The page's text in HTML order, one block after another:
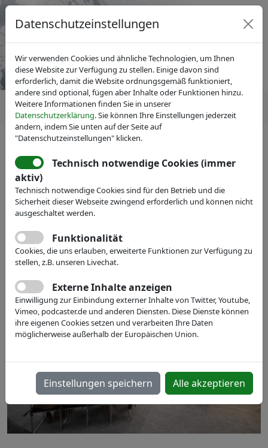
IVAM Fachverband für Mikrotechnik
Pressemitteilungen
Mikro- und Nanotechnologien
für industrielle Anwendungen
sind Themen auf der
HANNOVER MESSE
Datenschutzeinstellungen
Wir verwenden Cookies und ähnliche Technologien, um Ihnen
diese Website zur Verfügung zu stellen. Einige davon sind
erforderlich, damit die Website ordnungsgemäß funktioniert,
andere sind optional, fügen aber Inhalte oder Funktionen hinzu.
Weitere Informationen finden Sie in unserer
Datenschutzerklärung. Sie können Ihre Einstellungen jederzeit
ändern, indem Sie unten auf der Seite auf
"Datenschutzeinstellungen" klicken.
Technisch notwendige Cookies (immer
aktiv)
Technisch notwendige Cookies sind für den Betrieb und die
Sicherheit dieser Webseite zwingend erforderlich und können nicht
ausgeschaltet werden.
Funktionalität
Cookies, die uns erlauben, erweiterte Funktionen zur Verfügung zu
stellen, z.B. unseren Livechat.
Externe Inhalte anzeigen
Einwilligung zur Einbindung externer Inhalte von Twitter, Youtube,
Vimeo, podcaster.de und anderen Diensten. Diese Dienste können
ihre eigenen Cookies setzen und verarbeiten Ihre Daten
möglicherweise außerhalb der Europäischen Union.
Einstellungen speichern Alle akzeptieren